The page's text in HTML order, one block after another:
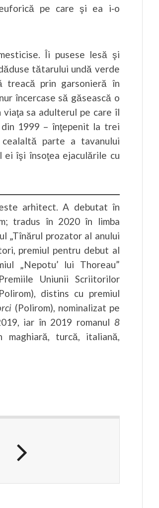
pe care şi ea i‑o
Îi pusese lesă şi
tătarului undă verde
treacă prin garsonieră în
încercase să găsească o
viaţa sa adulterul pe care îl
din 1999 – înţepenit la trei
parte a tavanului
îşi însoţea ejaculările cu
arhitect. A debutat în
tradus în 2020 în limba
„Tînărul prozator al anului
premiul pentru debut al
„Nepotu’ lui Thoreau”
Uniunii Scriitorilor
distins cu premiul
(Polirom), nominalizat pe
iar în 2019 romanul 8
turcă, italiană,